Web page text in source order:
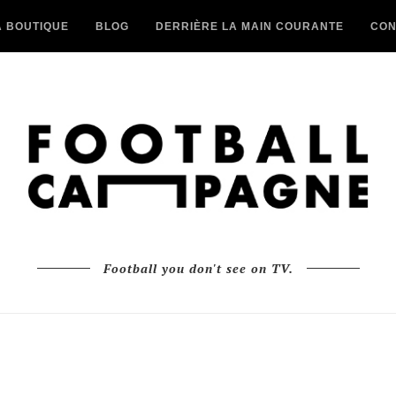
BOUTIQUE BLOG DERRIÈRE LA MAIN COURANTE
Football you don't see on TV.